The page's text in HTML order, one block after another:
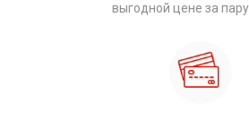
выгодной цене за